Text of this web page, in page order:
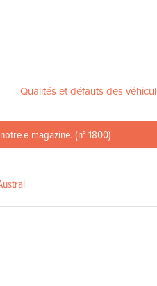
Qualités et défauts des
e-magazine. (n° 1800)